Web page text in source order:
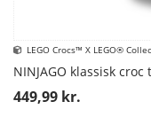
LEGO Crocs™ X LEGO®
NINJAGO klassisk
449,99 kr.